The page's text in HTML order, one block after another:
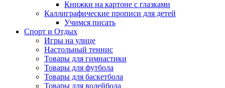
Книжки на картоне с глазками
Каллиграфические прописи для детей
Учимся писать
Спорт и Отдых
Игры на улице
Настольный теннис
Товары для гимнастики
Товары для футбола
Товары для баскетбола
Товары для волейбола